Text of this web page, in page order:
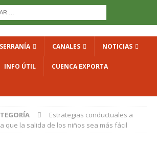
CANALES NOTICIAS
INFO ÚTIL CUENCA EXPORTA
Estrategias conductuales a
que la salida de los niños sea más fácil